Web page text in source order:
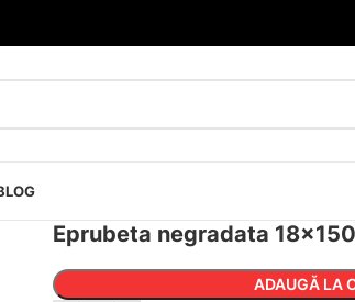
Eprubeta negradata
ADAUGĂ LA